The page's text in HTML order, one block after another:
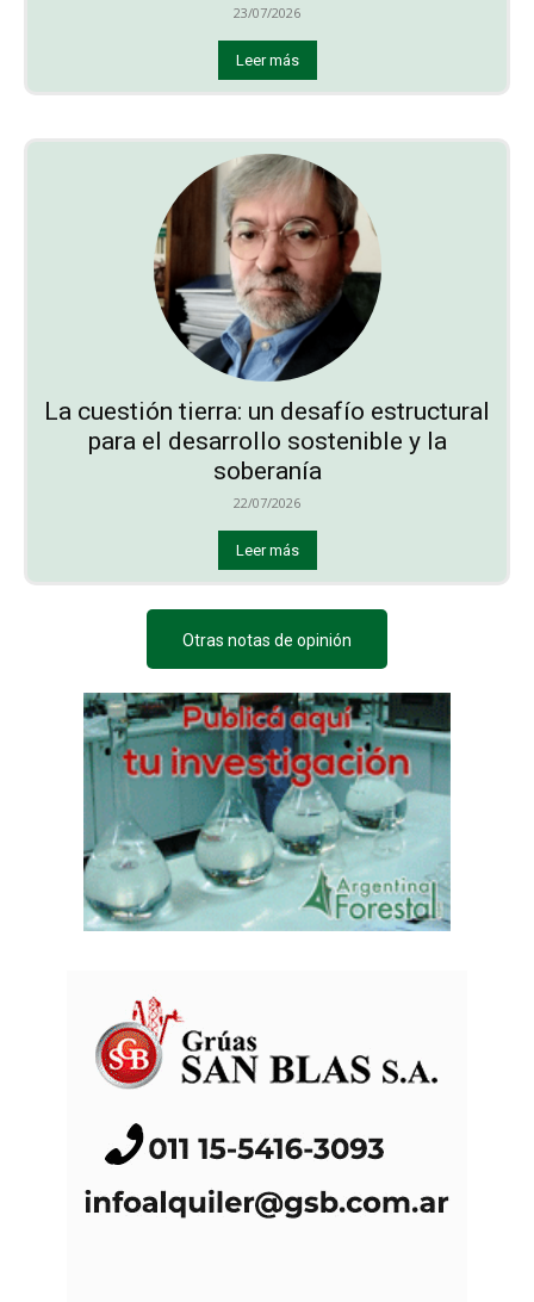
23/07/2026
Leer más
La cuestión tierra: un desafío estructural
para el desarrollo sostenible y la
soberanía
22/07/2026
Leer más
Otras notas de opinión